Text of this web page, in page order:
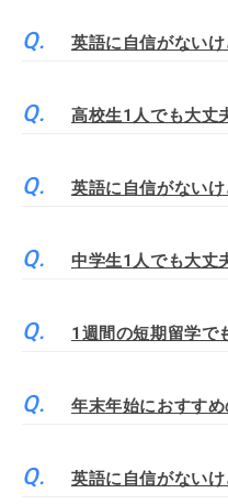
英語に自信がない
高校生1人でも大丈
英語に自信がない
中学生1人でも大丈
1週間の短期留学で
年末年始におすす
英語に自信がない